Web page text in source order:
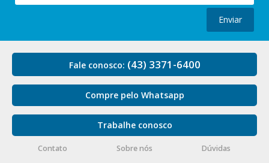
Enviar
Fale conosco: (43) 3371-6400
Compre pelo Whatsapp
Trabalhe conosco
Contato Sobre nós Dúvidas